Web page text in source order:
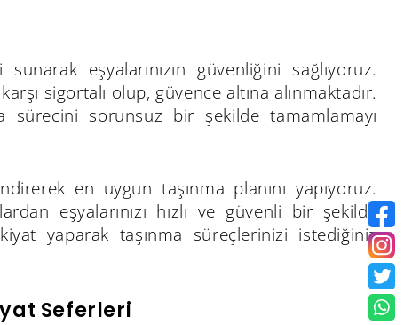
eşyalarınızın güvenliğini sağlıyoruz.
sigortalı olup, güvence altına alınmaktadır.
sorunsuz bir şekilde tamamlamayı
en uygun taşınma planını yapıyoruz.
eşyalarınızı hızlı ve güvenli bir şekilde
yaparak taşınma süreçlerinizi istediğiniz
Seferleri